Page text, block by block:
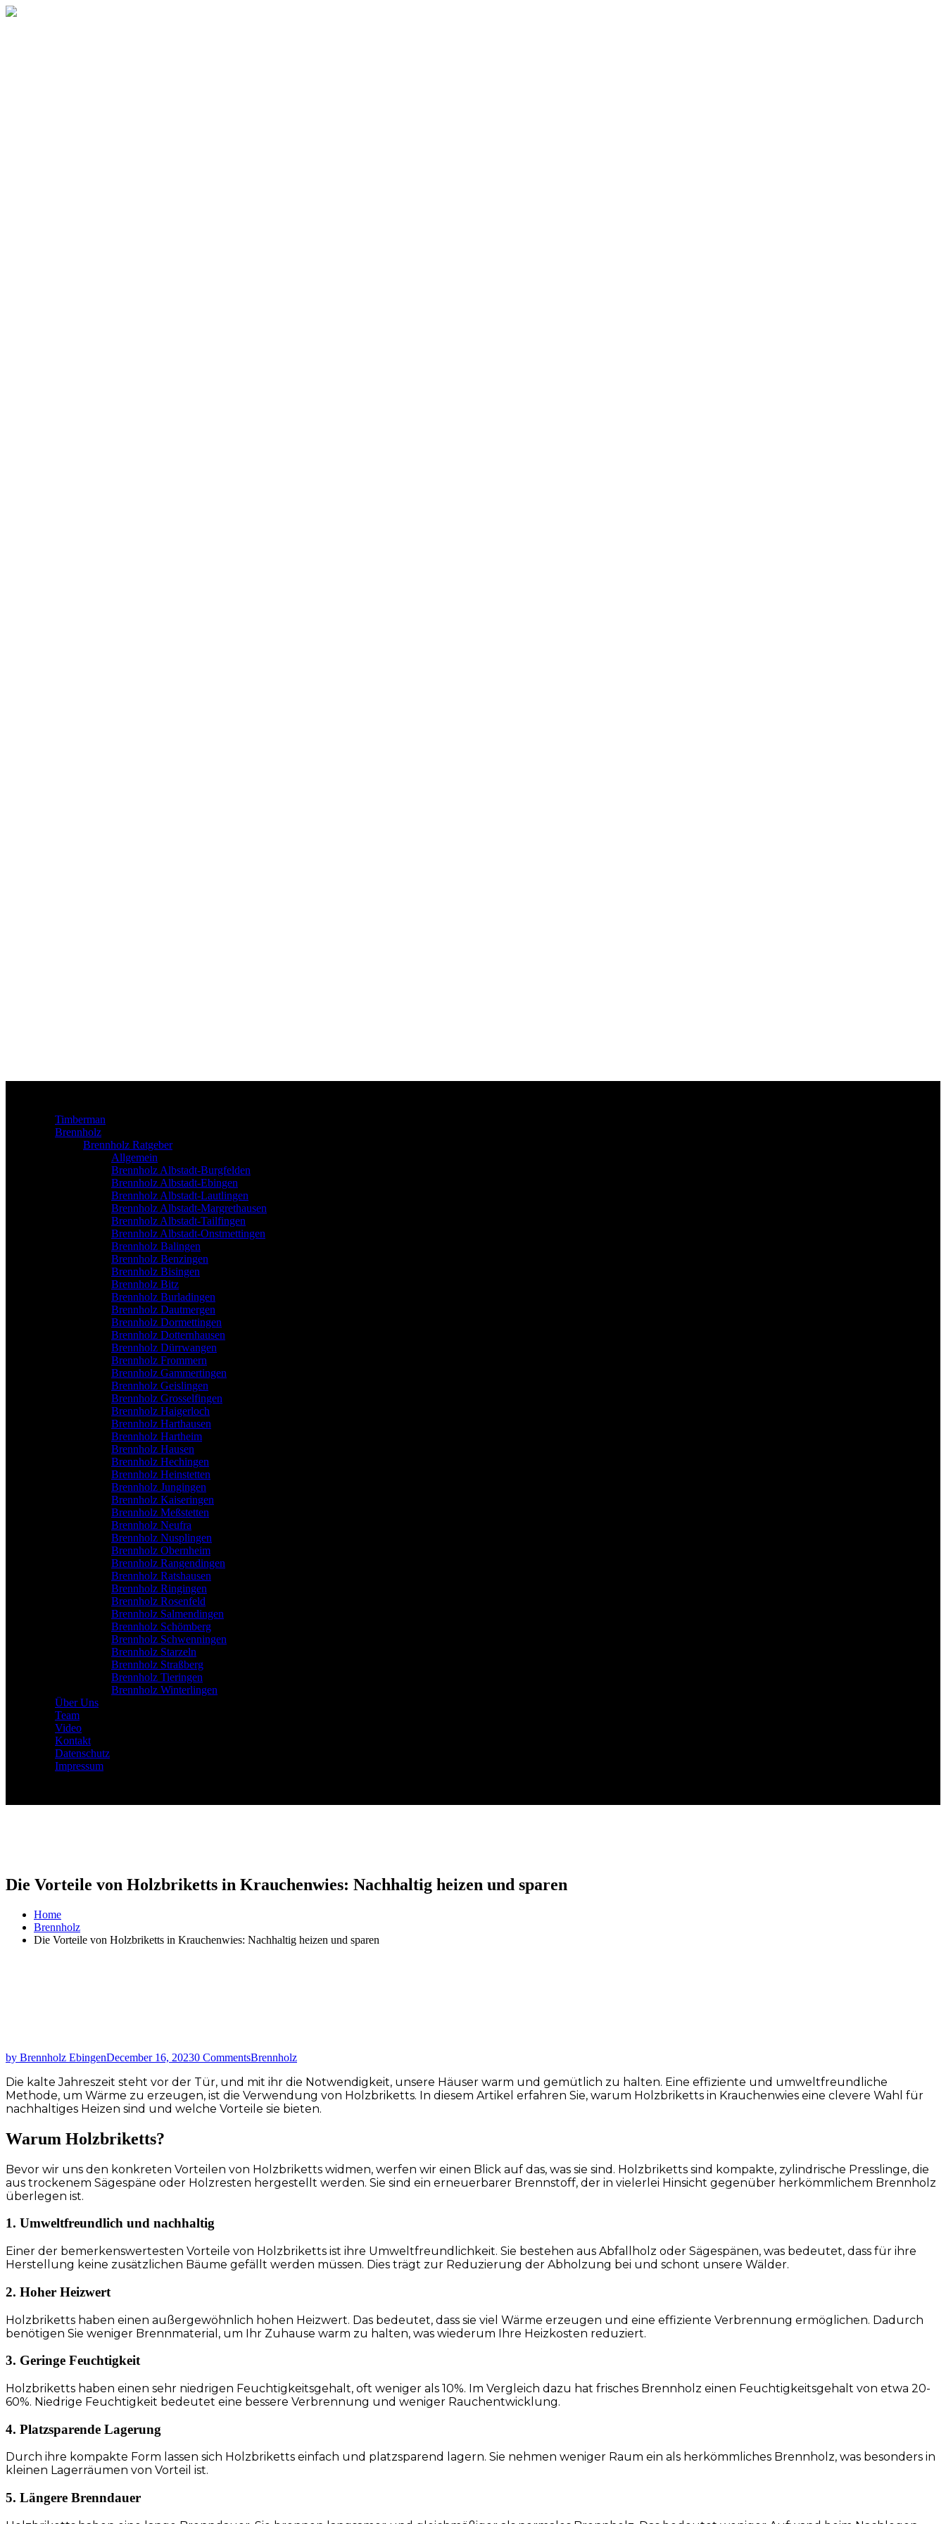
Timberman
Brennholz
Brennholz Ratgeber
Allgemein
Brennholz Albstadt-Burgfelden
Brennholz Albstadt-Ebingen
Brennholz Albstadt-Lautlingen
Brennholz Albstadt-Margrethausen
Brennholz Albstadt-Tailfingen
Brennholz Albstadt-Onstmettingen
Brennholz Balingen
Brennholz Benzingen
Brennholz Bisingen
Brennholz Bitz
Brennholz Burladingen
Brennholz Dautmergen
Brennholz Dormettingen
Brennholz Dotternhausen
Brennholz Dürrwangen
Brennholz Frommern
Brennholz Gammertingen
Brennholz Geislingen
Brennholz Grosselfingen
Brennholz Haigerloch
Brennholz Harthausen
Brennholz Hartheim
Brennholz Hausen
Brennholz Hechingen
Brennholz Heinstetten
Brennholz Jungingen
Brennholz Kaiseringen
Brennholz Meßstetten
Brennholz Neufra
Brennholz Nusplingen
Brennholz Obernheim
Brennholz Rangendingen
Brennholz Ratshausen
Brennholz Ringingen
Brennholz Rosenfeld
Brennholz Salmendingen
Brennholz Schömberg
Brennholz Schwenningen
Brennholz Starzeln
Brennholz Straßberg
Brennholz Tieringen
Brennholz Winterlingen
Über Uns
Team
Video
Kontakt
Datenschutz
Impressum
Die Vorteile von Holzbriketts in Krauchenwies: Nachhaltig heizen und sparen
Home
Brennholz
Die Vorteile von Holzbriketts in Krauchenwies: Nachhaltig heizen und sparen
by Brennholz EbingenDecember 16, 20230 CommentsBrennholz
Die kalte Jahreszeit steht vor der Tür, und mit ihr die Notwendigkeit, unsere Häuser warm und gemütlich zu halten. Eine effiziente und umweltfreundliche
Methode, um Wärme zu erzeugen, ist die Verwendung von Holzbriketts. In diesem Artikel erfahren Sie, warum Holzbriketts in Krauchenwies eine clevere Wahl für
nachhaltiges Heizen sind und welche Vorteile sie bieten.
Warum Holzbriketts?
Bevor wir uns den konkreten Vorteilen von Holzbriketts widmen, werfen wir einen Blick auf das, was sie sind. Holzbriketts sind kompakte, zylindrische Presslinge, die
aus trockenem Sägespäne oder Holzresten hergestellt werden. Sie sind ein erneuerbarer Brennstoff, der in vielerlei Hinsicht gegenüber herkömmlichem Brennholz
überlegen ist.
1. Umweltfreundlich und nachhaltig
Einer der bemerkenswertesten Vorteile von Holzbriketts ist ihre Umweltfreundlichkeit. Sie bestehen aus Abfallholz oder Sägespänen, was bedeutet, dass für ihre
Herstellung keine zusätzlichen Bäume gefällt werden müssen. Dies trägt zur Reduzierung der Abholzung bei und schont unsere Wälder.
2. Hoher Heizwert
Holzbriketts haben einen außergewöhnlich hohen Heizwert. Das bedeutet, dass sie viel Wärme erzeugen und eine effiziente Verbrennung ermöglichen. Dadurch
benötigen Sie weniger Brennmaterial, um Ihr Zuhause warm zu halten, was wiederum Ihre Heizkosten reduziert.
3. Geringe Feuchtigkeit
Holzbriketts haben einen sehr niedrigen Feuchtigkeitsgehalt, oft weniger als 10%. Im Vergleich dazu hat frisches Brennholz einen Feuchtigkeitsgehalt von etwa 20-
60%. Niedrige Feuchtigkeit bedeutet eine bessere Verbrennung und weniger Rauchentwicklung.
4. Platzsparende Lagerung
Durch ihre kompakte Form lassen sich Holzbriketts einfach und platzsparend lagern. Sie nehmen weniger Raum ein als herkömmliches Brennholz, was besonders in
kleinen Lagerräumen von Vorteil ist.
5. Längere Brenndauer